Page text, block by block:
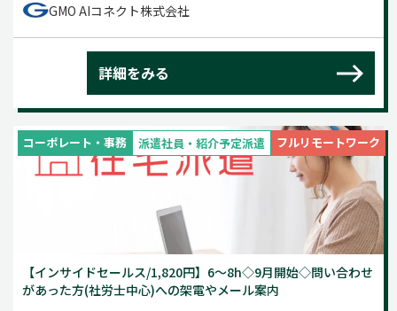
GMO AIコネクト株式会社
詳細をみる
コーポレート・事務 派遣社員・紹介予定派遣 フルリモートワーク
【インサイドセールス/1,820円】6～8h◇9月開始◇問い合わせ
があった方(社労士中心)への架電やメール案内